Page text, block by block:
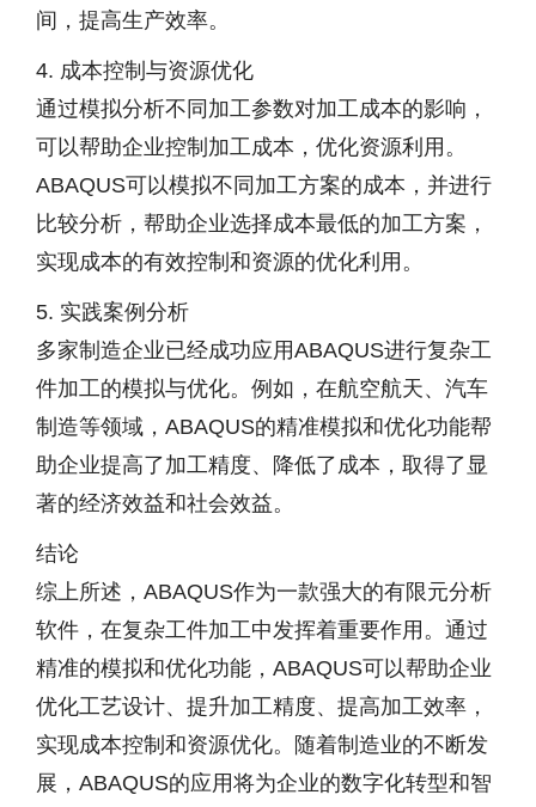
间，提高生产效率。
4. 成本控制与资源优化
通过模拟分析不同加工参数对加工成本的影响，
可以帮助企业控制加工成本，优化资源利用。
ABAQUS可以模拟不同加工方案的成本，并进行
比较分析，帮助企业选择成本最低的加工方案，
实现成本的有效控制和资源的优化利用。
5. 实践案例分析
多家制造企业已经成功应用ABAQUS进行复杂工
件加工的模拟与优化。例如，在航空航天、汽车
制造等领域，ABAQUS的精准模拟和优化功能帮
助企业提高了加工精度、降低了成本，取得了显
著的经济效益和社会效益。
结论
综上所述，ABAQUS作为一款强大的有限元分析
软件，在复杂工件加工中发挥着重要作用。通过
精准的模拟和优化功能，ABAQUS可以帮助企业
优化工艺设计、提升加工精度、提高加工效率，
实现成本控制和资源优化。随着制造业的不断发
展，ABAQUS的应用将为企业的数字化转型和智